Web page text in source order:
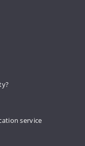
service